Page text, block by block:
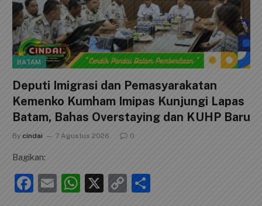
BATAM
Deputi Imigrasi dan Pemasyarakatan
Kemenko Kumham Imipas Kunjungi Lapas
Batam, Bahas Overstaying dan KUHP Baru
By cindai 7 Agustus 2026 0
Bagikan:
F
E
W X
C